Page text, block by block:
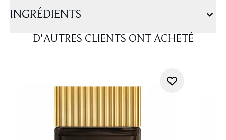
INGRÉDIENTS
D'AUTRES CLIENTS ONT ACHETÉ